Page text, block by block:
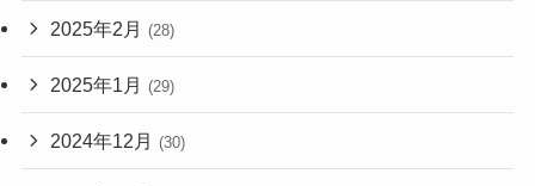
2025年2月 (28)
2025年1月 (29)
2024年12月 (30)